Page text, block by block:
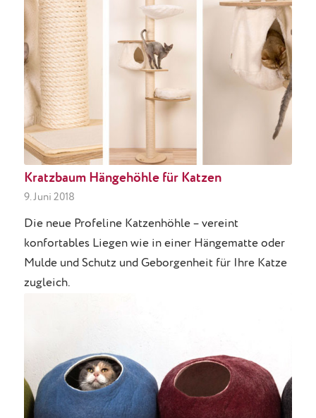
Kratzbaum Hängehöhle für Katzen
9. Juni 2018
Die neue Profeline Katzenhöhle – vereint
konfortables Liegen wie in einer Hängematte oder
Mulde und Schutz und Geborgenheit für Ihre Katze
zugleich.